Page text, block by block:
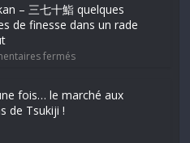
– 三七十鮨 quelques
de finesse dans un rade
fermés
fois… le marché aux
de Tsukiji !